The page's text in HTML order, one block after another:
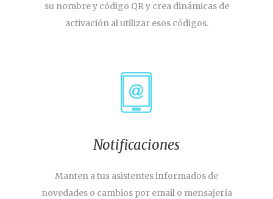
su nombre y código QR y crea dinámicas de
activación al utilizar esos códigos.
Notificaciones
Manten a tus asistentes informados de
novedades o cambios por email o mensajería